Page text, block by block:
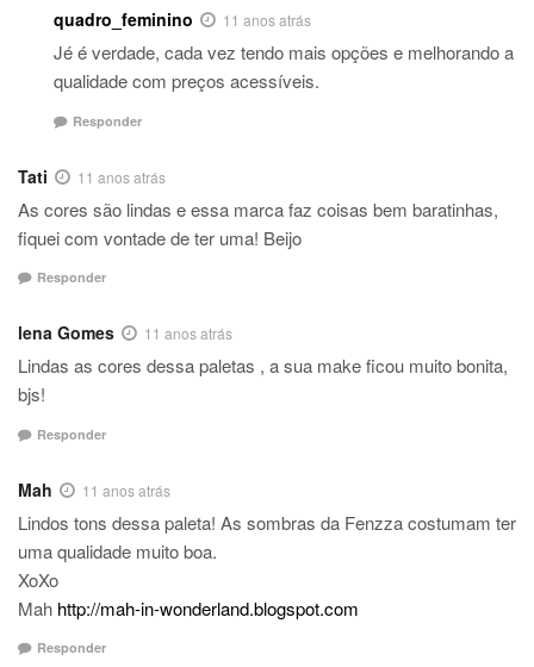
quadro_feminino 11 anos atrás
Jé é verdade, cada vez tendo mais opções e melhorando a
qualidade com preços acessíveis.
Responder
Tati 11 anos atrás
As cores são lindas e essa marca faz coisas bem baratinhas,
fiquei com vontade de ter uma! Beijo
Responder
lena Gomes 11 anos atrás
Lindas as cores dessa paletas , a sua make ficou muito bonita,
bjs!
Responder
Mah 11 anos atrás
Lindos tons dessa paleta! As sombras da Fenzza costumam ter
uma qualidade muito boa.
XoXo
Mah http://mah-in-wonderland.blogspot.com
Responder